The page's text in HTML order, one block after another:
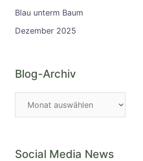
Blau unterm Baum
Dezember 2025
Blog-Archiv
Social Media News